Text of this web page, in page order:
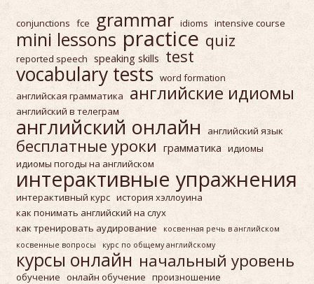
conjunctions fce grammar idioms intensive course
mini lessons practice quiz
reported speech speaking skills test
vocabulary tests word formation
английская грамматика
английские идиомы
английский в телеграм
английский онлайн английский язык
бесплатные уроки грамматика идиомы
идиомы погоды на английском
интерактивные упражнения
интерактивный курс история хэллоуина
как понимать английский на слух
как тренировать аудирование
косвенная речь в английском
косвенные вопросы
курс по общему английскому
курсы онлайн начальный уровень
обучение онлайн обучение произношение